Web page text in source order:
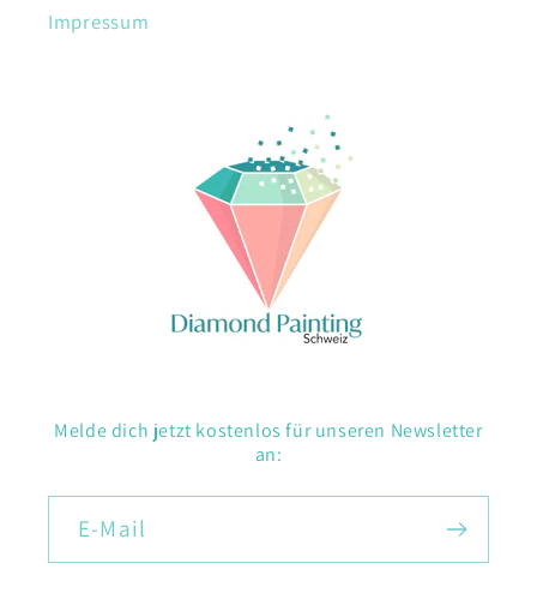
Impressum
Melde dich jetzt kostenlos für unseren Newsletter
an:
E-Mail